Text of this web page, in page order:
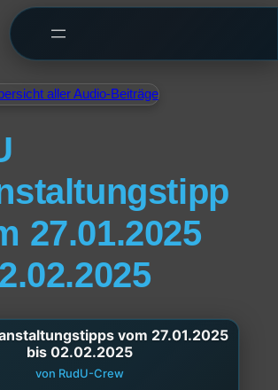
aller Audio-Beiträge
27.01.2025
vom 27.01.2025
bis 02.02.2025
von RudU-Crew